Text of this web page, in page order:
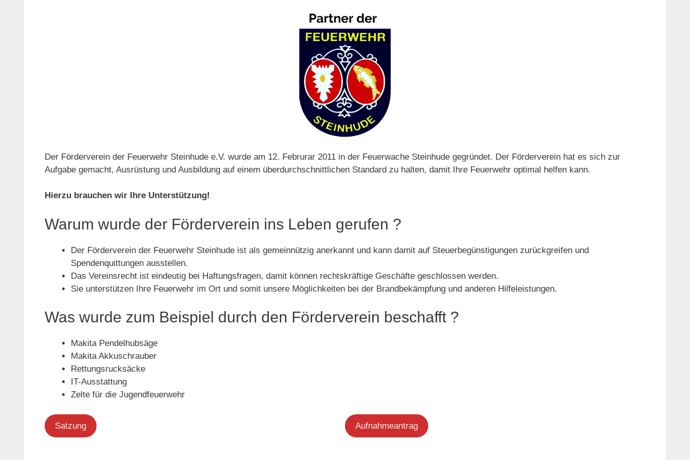
Der Förderverein der Feuerwehr Steinhude e.V. wurde am 12. Februrar 2011 in der Feuerwache Steinhude gegründet. Der Förderverein hat es sich zur
Aufgabe gemacht, Ausrüstung und Ausbildung auf einem überdurchschnittlichen Standard zu halten, damit Ihre Feuerwehr optimal helfen kann.
Hierzu brauchen wir Ihre Unterstützung!
Warum wurde der Förderverein ins Leben gerufen ?
Der Förderverein der Feuerwehr Steinhude ist als gemeinnützig anerkannt und kann damit auf Steuerbegünstigungen zurückgreifen und
Spendenquittungen ausstellen.
Das Vereinsrecht ist eindeutig bei Haftungsfragen, damit können rechtskräftige Geschäfte geschlossen werden.
Sie unterstützen Ihre Feuerwehr im Ort und somit unsere Möglichkeiten bei der Brandbekämpfung und anderen Hilfeleistungen.
Was wurde zum Beispiel durch den Förderverein beschafft ?
Makita Pendelhubsäge
Makita Akkuschrauber
Rettungsrucksäcke
IT-Ausstattung
Zelte für die Jugendfeuerwehr
Satzung Aufnahmeantrag